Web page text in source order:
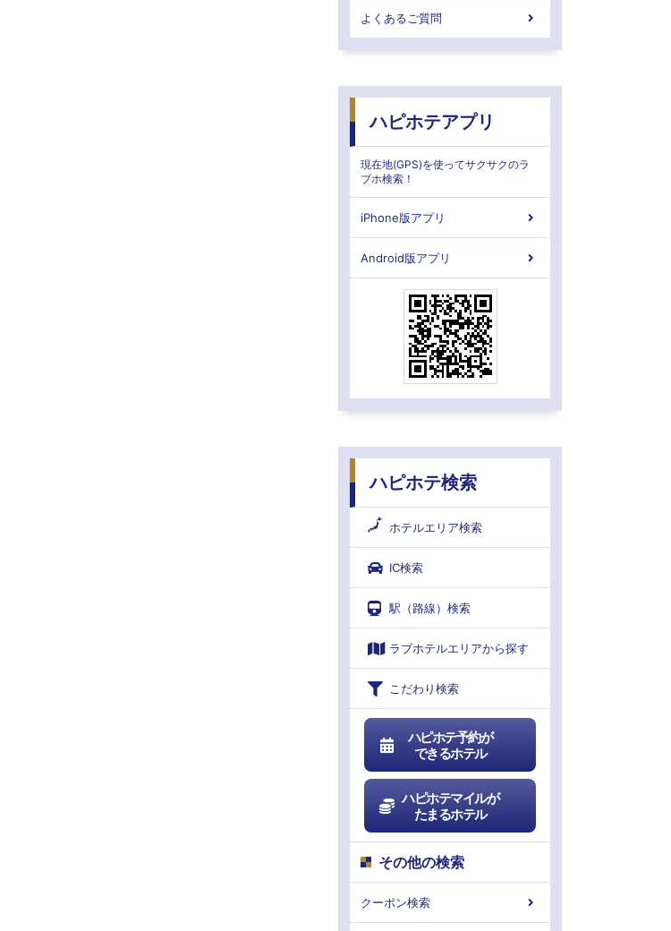
よくあるご質問
ハピホテアプリ
現在地(GPS)を使ってサクサクのラ
ブホ検索！
iPhone版アプリ
Android版アプリ
ハピホテ検索
ホテルエリア検索
IC検索
駅（路線）検索
ラブホテルエリアから探す
こだわり検索
ハピホテ予約が
できるホテル
ハピホテマイルが
たまるホテル
その他の検索
クーポン検索